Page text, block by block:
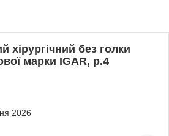
хірургічний без голки
марки IGAR, р.4
2026